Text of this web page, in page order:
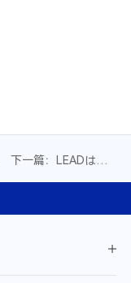
下一篇：LEADは韓国
ト製造ソリューショ